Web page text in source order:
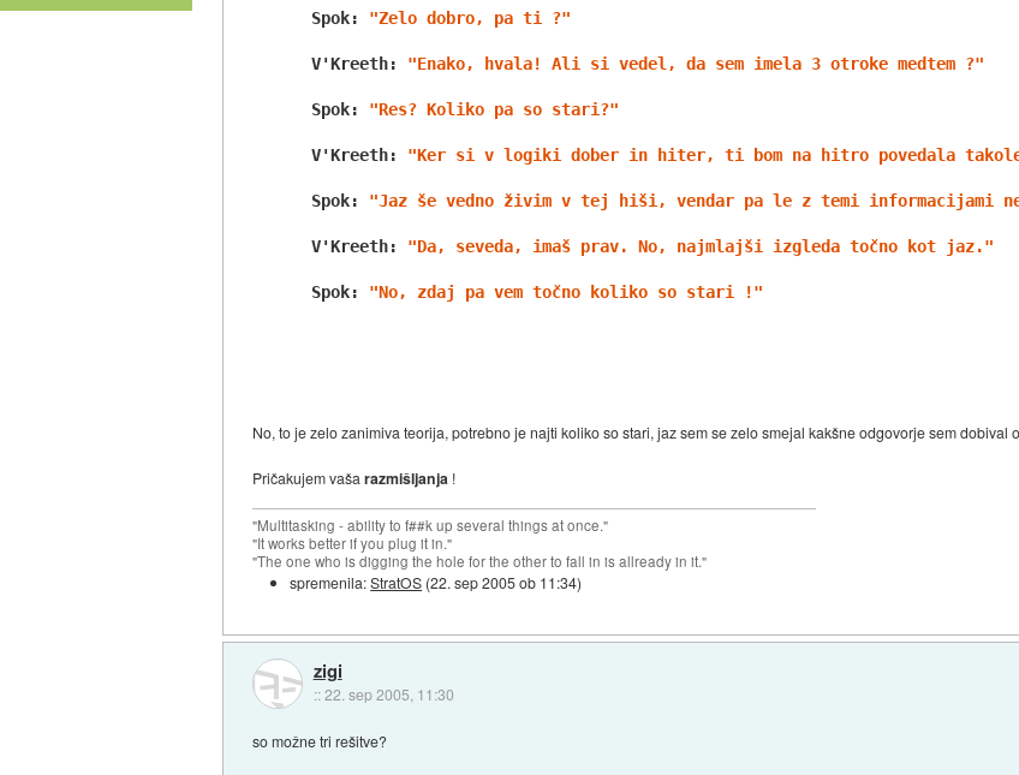
Spok: "Zelo dobro, pa ti ?"
V'Kreeth: "Enako, hvala! Ali si vedel, da sem imela 3 otroke medtem ?"
Spok: "Res? Koliko pa so stari?"
V'Kreeth: "Ker si v logiki dober in hiter, ti bom na hitro povedala
Spok: "Jaz še vedno živim v tej hiši, vendar pa le z temi informacijami
V'Kreeth: "Da, seveda, imaš prav. No, najmlajši izgleda točno kot jaz."
Spok: "No, zdaj pa vem točno koliko so stari !"
No, to je zelo zanimiva teorija, potrebno je najti koliko so stari, jaz sem se zelo smejal kakšne odgovorje sem dobival
Pričakujem vašarazmišljanja !
"Multitasking - ability to f##k up several things at once."
"It works better if you plug it in."
"The one who is digging the hole for the other to fall in is allready in it."
spremenila:StratOS (22. sep 2005 ob 11:34)
zigi
::22. sep 2005, 11:30
so možne tri rešitve?